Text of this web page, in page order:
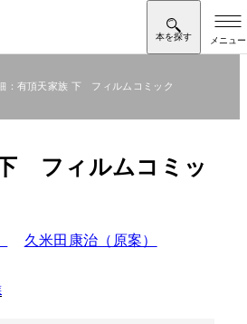
：有頂天家族 下 フィルムコミック
フィルムコミッ
久米田康治（原案）